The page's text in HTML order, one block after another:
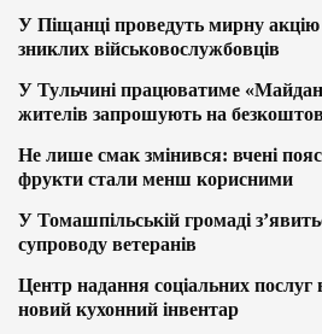
У Піщанці проведуть мирну акцію
зниклих військовослужбовців
У Тульчині працюватиме
жителів запрошують на
Не лише смак змінився: вчені
фрукти стали менш корисними
У Томашпільській громаді
супроводу ветеранів
Центр надання соціальних послуг
новий кухонний інвентар